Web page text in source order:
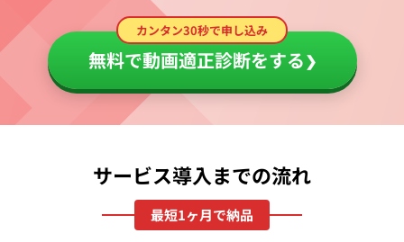
カンタン30秒で申し込み
無料で動画適正診断をする❯
サービス導入までの流れ
最短1ヶ月で納品